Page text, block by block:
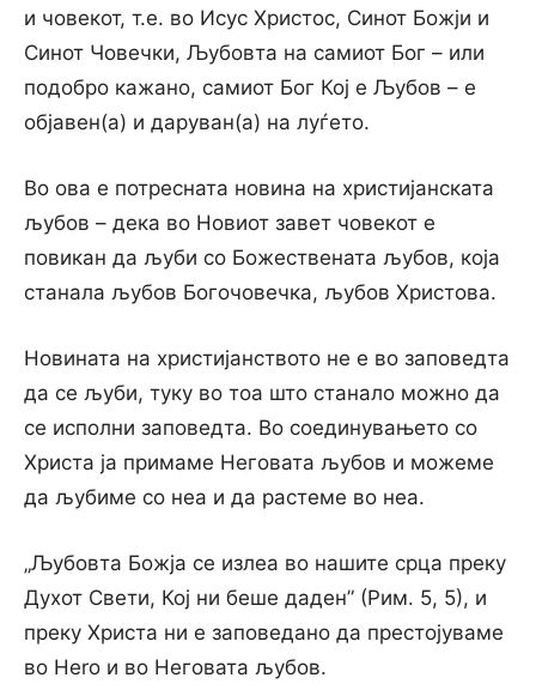
и човекот, т.е. во Исус Христос, Синот Божји и
Синот Човечки, Љубовта на самиот Бог – или
подобро кажано, самиот Бог Кој е Љубов – е
објавен(а) и даруван(а) на луѓето.
Bo ова е потресната новина на христијанската
љубов – дека во Новиот завет човекот е
повикан да љуби co Божествената љубов, која
станала љубов Богочовечка, љубов Христова.
Новината на христијанството не е во заповедта
да се љуби, туку во тоа што станало можно да
се исполни заповедта. Во соединувањето co
Христа ја примаме Неговата љубов и можеме
да љубиме co неа и да растеме во неа.
„Љубовта Божја се излеа во нашите срца преку
Духот Свети, Кој ни беше даден” (Рим. 5, 5), и
преку Христа ни е заповедано да престојуваме
во Hero и во Неговата љубов.